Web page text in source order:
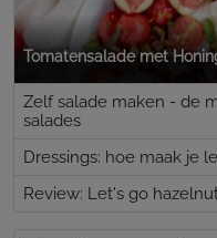
Tomatensalade met
Zelf salade maken - de
salades
Dressings: hoe maak je
Review: Let's go